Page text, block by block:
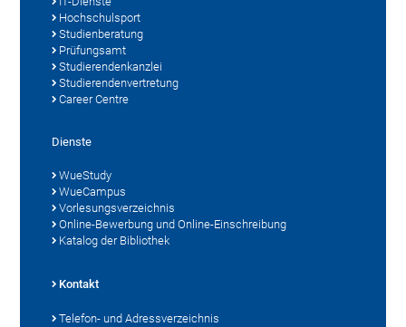
Hochschulsport
Studienberatung
Prüfungsamt
Studierendenkanzlei
Studierendenvertretung
Career Centre
Dienste
WueStudy
WueCampus
Vorlesungsverzeichnis
Online-Bewerbung und Online-Einschreibung
Katalog der Bibliothek
Kontakt
Telefon- und Adressverzeichnis